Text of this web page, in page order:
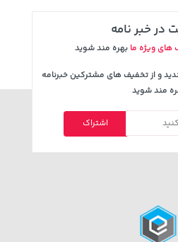
در خبر نامه
های ویژه ما بهره مند شوید
و از تخفیف های مشترکین خبرنامه
مند شوید
اشتراک